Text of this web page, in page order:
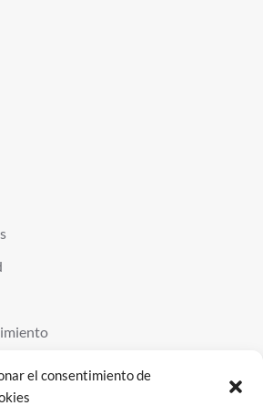
el consentimiento de
RIGHTS RESERVED.